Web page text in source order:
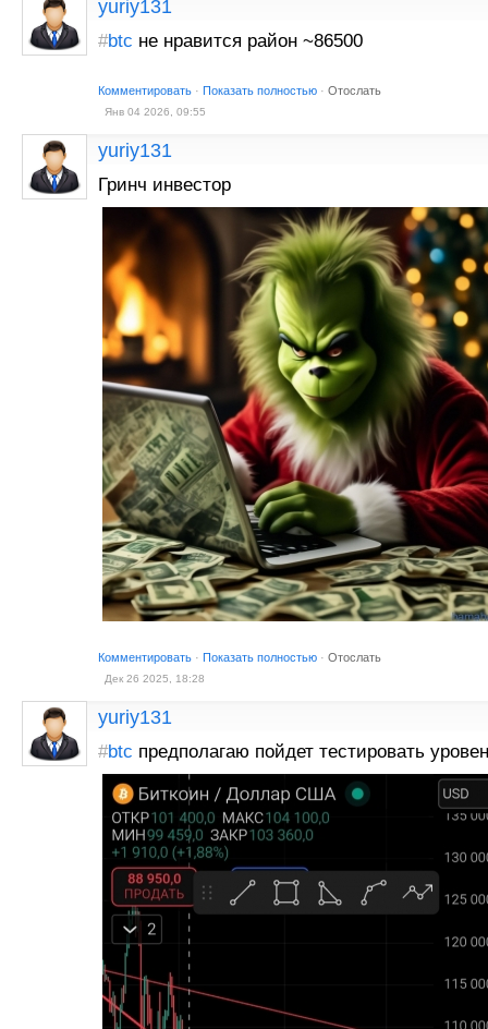
yuriy131
#btc не нравится район ~86500
Комментировать · Показать полностью · Отослать
Янв 04 2026, 09:55
yuriy131
Гринч инвестор
Комментировать · Показать полностью · Отослать
Дек 26 2025, 18:28
yuriy131
#btc предполагаю пойдет тестировать